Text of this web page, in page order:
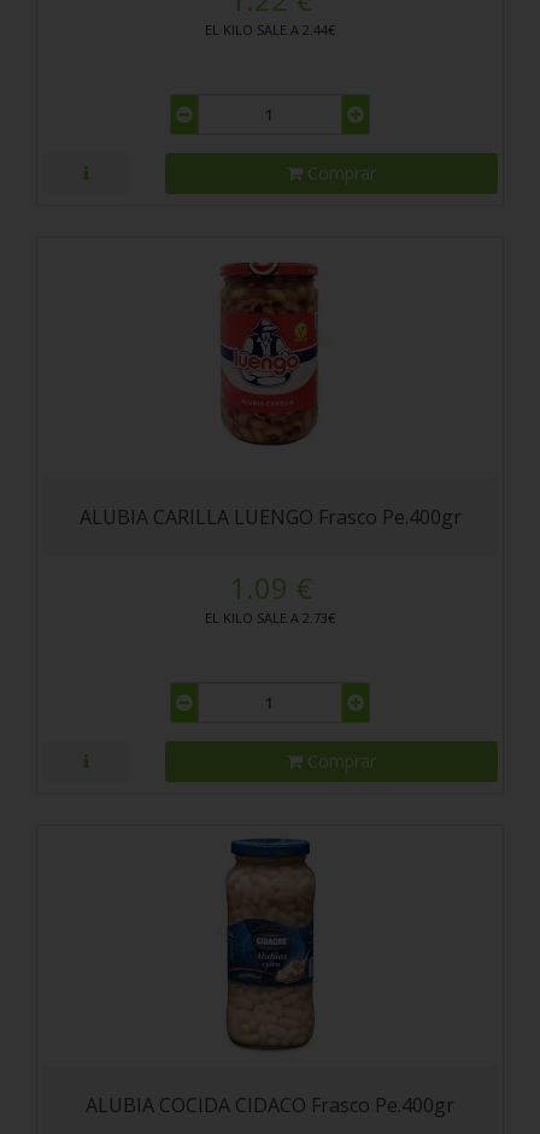
EL KILO SALE A 2.44€
Comprar
ALUBIA CARILLA LUENGO Frasco Pe.400gr
1.09 €
EL KILO SALE A 2.73€
Comprar
ALUBIA COCIDA CIDACO Frasco Pe.400gr